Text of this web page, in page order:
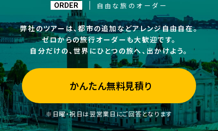
ORDER 自由な旅のオーダー
弊社のツアーは、都市の追加などアレンジ自由自在。
ゼロからの旅行オーダーも大歓迎です。
自分だけの、世界にひとつの旅へ、出かけよう。
かんたん無料見積り
※日曜・祝日は翌営業日にご回答となります